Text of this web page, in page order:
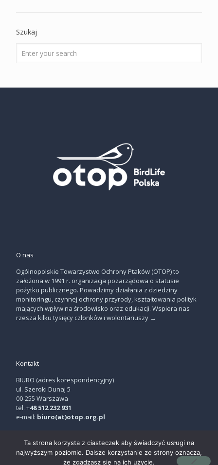
Szukaj
O nas
Ogólnopolskie Towarzystwo Ochrony Ptaków (OTOP) to
założona w 1991 r. organizacja pozarządowa o statusie
pożytku publicznego. Powadzimy działania z dziedziny
monitoringu, czynnej ochrony przyrody, kształtowania polityk
mających wpływ na środowisko oraz edukacji. Wspiera nas
rzesza kilku tysięcy członków i wolontariuszy →
Kontakt
BIURO (adres korespondencyjny)
ul. Szeroki Dunaj 5
00-255 Warszawa
tel. +48 512 232 931
e-mail: biuro(at)otop.org.pl
© OTOP | projekt:THE NEW LOOK
Ta strona korzysta z ciasteczek aby świadczyć usługi na
najwyższym poziomie. Dalsze korzystanie ze strony oznacza,
że zgadzasz się na ich użycie.